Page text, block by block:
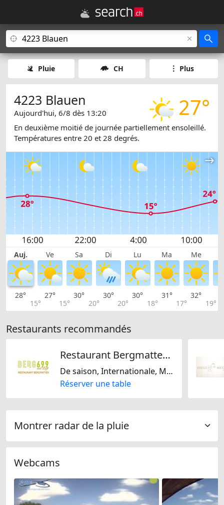
Pluie CH Plus
27°
4223 Blauen
Aujourd'hui, 6/8 dès 13:20
En deuxième moitié de journée partiellement ensoleillé.
Températures entre 20 et 28 degrés.
Auj. Ve Sa Di Lu Ma Me
28°
15°
27°
15°
30°
20°
30°
20°
30°
18°
31°
17°
32°
19°
Restaurants recommandés
Restaurant Bergmatten / Berg 699
De saison, Internationale, Mexicaine, Régionale, Suisse, Sans lactose, Sans gluten, Européene, Méditarranéenne
Réserver une table
Montrer radar de la pluie
Webcams